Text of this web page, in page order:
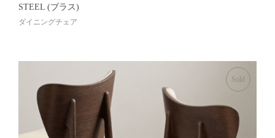
STEEL (ブラス)
ダイニングチェア
Sold